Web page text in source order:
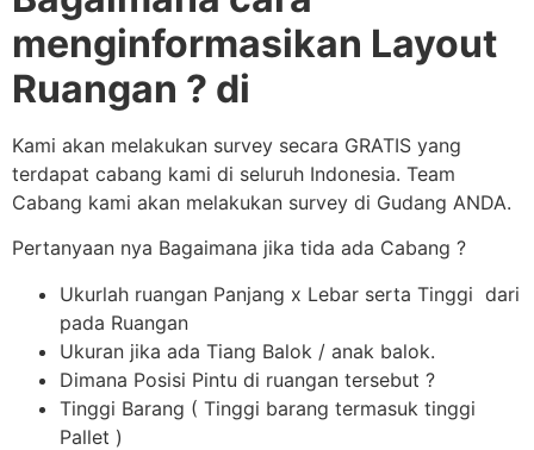
menginformasikan Layout
Ruangan ? di
Kami akan melakukan survey secara GRATIS yang
terdapat cabang kami di seluruh Indonesia. Team
Cabang kami akan melakukan survey di Gudang ANDA.
Pertanyaan nya Bagaimana jika tida ada Cabang ?
Ukurlah ruangan Panjang x Lebar serta Tinggi dari
pada Ruangan
Ukuran jika ada Tiang Balok / anak balok.
Dimana Posisi Pintu di ruangan tersebut ?
Tinggi Barang ( Tinggi barang termasuk tinggi
Pallet )